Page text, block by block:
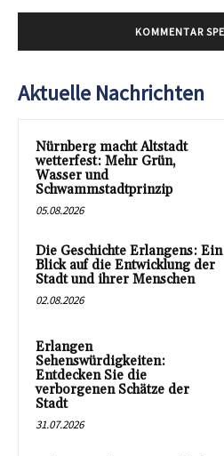
Aktuelle Nachrichten
Nürnberg macht Altstadt
wetterfest: Mehr Grün,
Wasser und
Schwammstadtprinzip
05.08.2026
Die Geschichte Erlangens: Ein
Blick auf die Entwicklung der
Stadt und ihrer Menschen
02.08.2026
Erlangen
Sehenswürdigkeiten:
Entdecken Sie die
verborgenen Schätze der
Stadt
31.07.2026